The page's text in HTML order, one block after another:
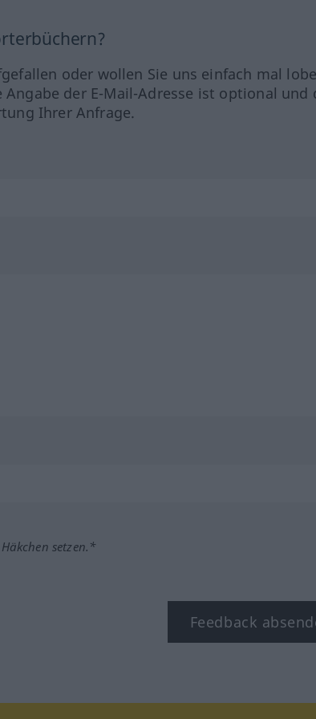
oder wollen Sie uns einfach mal
Angabe der E-Mail-Adresse ist optional und
Ihrer Anfrage.
setzen.*
Feedback